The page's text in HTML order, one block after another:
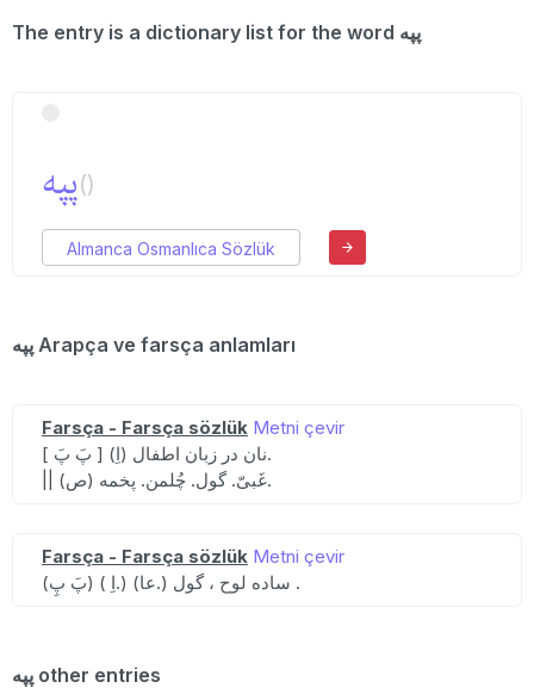
The entry is a dictionary list for the word پپه
پپه()
Almanca Osmanlıca Sözlük
پپه Arapça ve farsça anlamları
Farsça - Farsça sözlük Metni çevir
[ پَ پَ ] (اِ) نان در زبان اطفال.
|| (ص) غَبیّ. گول. چُلمن. پخمه.
Farsça - Farsça sözlük Metni çevir
(پَ پِ) ( اِ.) (عا.) ساده لوح ، گول .
پپه other entries